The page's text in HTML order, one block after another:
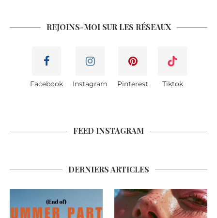
REJOINS-MOI SUR LES RÉSEAUX
Facebook Instagram Pinterest Tiktok
FEED INSTAGRAM
DERNIERS ARTICLES